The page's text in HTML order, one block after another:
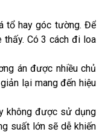
tổ hay góc tường. Để
thấy. Có 3 cách đi loa
án được nhiều chủ
lại mang đến hiệu
không được sử dụng
suất lớn sẽ dễ khiến